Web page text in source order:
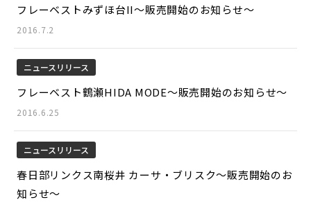
フレーベストみずほ台II～販売開始のお知らせ～
2016.7.2
ニュースリリース
フレーベスト鶴瀬HIDA MODE～販売開始のお知らせ～
2016.6.25
ニュースリリース
春日部リンクス南桜井 カーサ・ブリスク～販売開始のお
知らせ～